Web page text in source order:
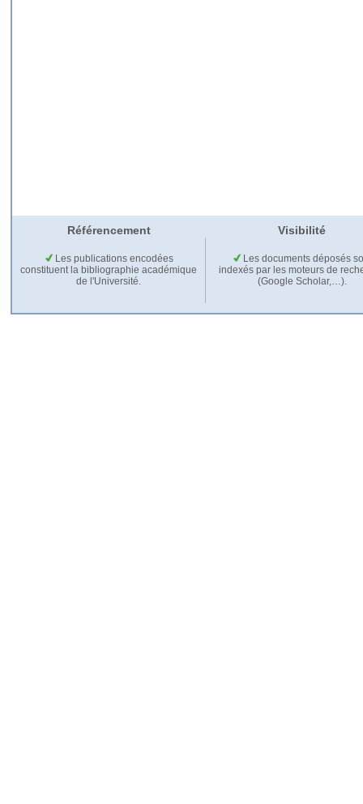
Référencement Visibilité
Les publications encodées
constituent la bibliographie académique
de l'Université.
Les documents déposés
indexés par les moteurs de
(Google Scholar,…).